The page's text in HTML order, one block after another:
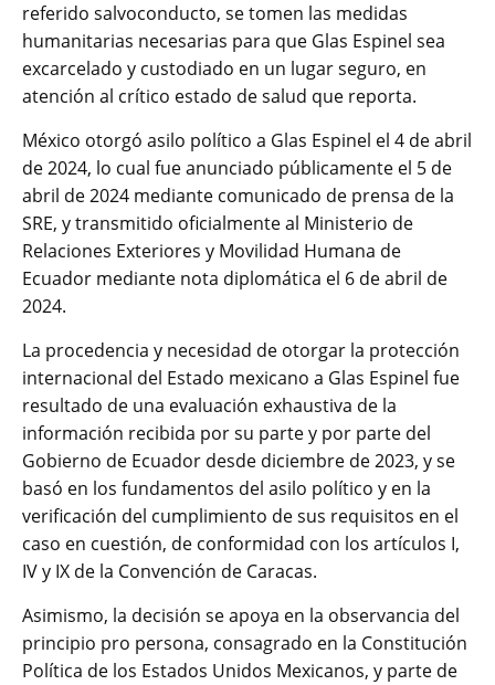
referido salvoconducto, se tomen las medidas
humanitarias necesarias para que Glas Espinel sea
excarcelado y custodiado en un lugar seguro, en
atención al crítico estado de salud que reporta.
México otorgó asilo político a Glas Espinel el 4 de abril
de 2024, lo cual fue anunciado públicamente el 5 de
abril de 2024 mediante comunicado de prensa de la
SRE, y transmitido oficialmente al Ministerio de
Relaciones Exteriores y Movilidad Humana de
Ecuador mediante nota diplomática el 6 de abril de
2024.
La procedencia y necesidad de otorgar la protección
internacional del Estado mexicano a Glas Espinel fue
resultado de una evaluación exhaustiva de la
información recibida por su parte y por parte del
Gobierno de Ecuador desde diciembre de 2023, y se
basó en los fundamentos del asilo político y en la
verificación del cumplimiento de sus requisitos en el
caso en cuestión, de conformidad con los artículos I,
IV y IX de la Convención de Caracas.
Asimismo, la decisión se apoya en la observancia del
principio pro persona, consagrado en la Constitución
Política de los Estados Unidos Mexicanos, y parte de